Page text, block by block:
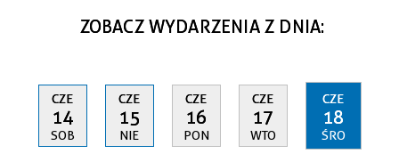
ZOBACZ WYDARZENIA Z DNIA:
CZE
14
SOB
CZE
15
NIE
CZE
16
PON
CZE
17
WTO
CZE
18
ŚRO